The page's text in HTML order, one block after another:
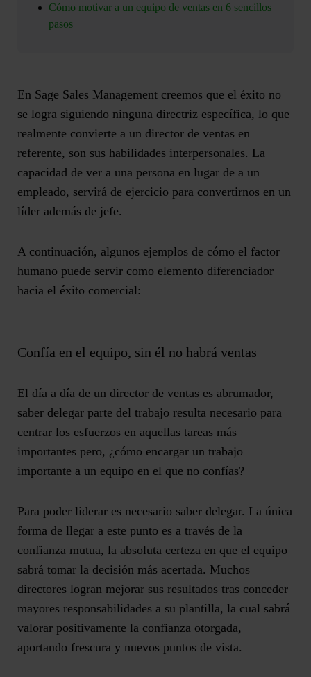
Cómo motivar a un equipo de ventas en 6 sencillos
pasos
En Sage Sales Management creemos que el éxito no
se logra siguiendo ninguna directriz específica, lo que
realmente convierte a un director de ventas en
referente, son sus habilidades interpersonales. La
capacidad de ver a una persona en lugar de a un
empleado, servirá de ejercicio para convertirnos en un
líder además de jefe.
A continuación, algunos ejemplos de cómo el factor
humano puede servir como elemento diferenciador
hacia el éxito comercial:
Confía en el equipo, sin él no habrá ventas
El día a día de un director de ventas es abrumador,
saber delegar parte del trabajo resulta necesario para
centrar los esfuerzos en aquellas tareas más
importantes pero, ¿cómo encargar un trabajo
importante a un equipo en el que no confías?
Para poder liderar es necesario saber delegar. La única
forma de llegar a este punto es a través de la
confianza mutua, la absoluta certeza en que el equipo
sabrá tomar la decisión más acertada. Muchos
directores logran mejorar sus resultados tras conceder
mayores responsabilidades a su plantilla, la cual sabrá
valorar positivamente la confianza otorgada,
aportando frescura y nuevos puntos de vista.